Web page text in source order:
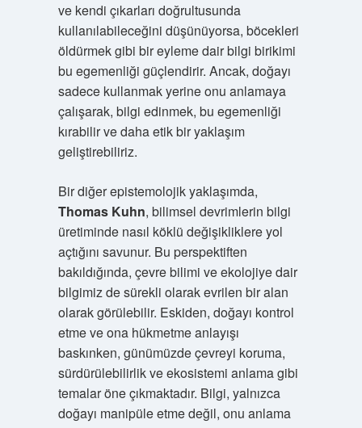
ve kendi çıkarları doğrultusunda
kullanılabileceğini düşünüyorsa, böcekleri
öldürmek gibi bir eyleme dair bilgi birikimi
bu egemenliği güçlendirir. Ancak, doğayı
sadece kullanmak yerine onu anlamaya
çalışarak, bilgi edinmek, bu egemenliği
kırabilir ve daha etik bir yaklaşım
geliştirebiliriz.
Bir diğer epistemolojik yaklaşımda,
Thomas Kuhn, bilimsel devrimlerin bilgi
üretiminde nasıl köklü değişikliklere yol
açtığını savunur. Bu perspektiften
bakıldığında, çevre bilimi ve ekolojiye dair
bilgimiz de sürekli olarak evrilen bir alan
olarak görülebilir. Eskiden, doğayı kontrol
etme ve ona hükmetme anlayışı
baskınken, günümüzde çevreyi koruma,
sürdürülebilirlik ve ekosistemi anlama gibi
temalar öne çıkmaktadır. Bilgi, yalnızca
doğayı manipüle etme değil, onu anlama